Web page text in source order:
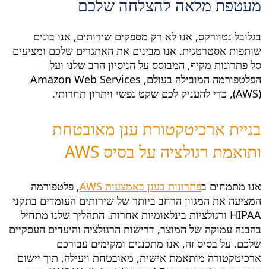
מעטפת מלאה להצלחה שלכם
בגלובל נטוורקס, אנו לא רק מספקים שירותים, אנו בונים
שותפות אסטרטגית. אנו מבינים את האתגרים שלכם ומציעים
סל פתרונות מקיף, המבוסס על הניסיון הרב שלנו ועל
הפלטפורמה המובילה בעולם, Amazon Web Services
(AWS), כדי להעניק לכם שקט נפשי ויתרון תחרותי.
בניית ארכיטקטורת ענן מאובטחת
ותואמת רגולציה על בסיס AWS
אנו מתמחים בפתרונות בענן באמצעות AWS
, פלטפורמה
המציעה את המגוון הרחב ביותר של שירותים העומדים בתקני
HIPAA ורגולציות בינלאומיות אחרות. התהליך שלנו מתחיל
בהבנה עמוקה של המוצר, דרישות הרגולציה והיעדים העסקיים
שלכם. על בסיס זה, אנו מתכננים ומקימים עבורכם
ארכיטקטורה מותאמת אישית, מאובטחת ויעילה, תוך יישום